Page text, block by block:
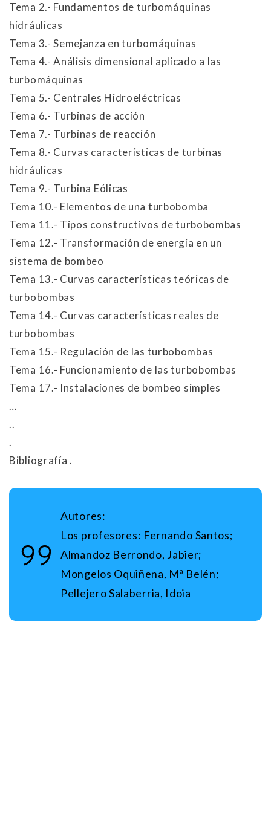
Tema 2.- Fundamentos de turbomáquinas
hidráulicas
Tema 3.- Semejanza en turbomáquinas
Tema 4.- Análisis dimensional aplicado a las
turbomáquinas
Tema 5.- Centrales Hidroeléctricas
Tema 6.- Turbinas de acción
Tema 7.- Turbinas de reacción
Tema 8.- Curvas características de turbinas
hidráulicas
Tema 9.- Turbina Eólicas
Tema 10.- Elementos de una turbobomba
Tema 11.- Tipos constructivos de turbobombas
Tema 12.- Transformación de energía en un
sistema de bombeo
Tema 13.- Curvas características teóricas de
turbobombas
Tema 14.- Curvas características reales de
turbobombas
Tema 15.- Regulación de las turbobombas
Tema 16.- Funcionamiento de las turbobombas
Tema 17.- Instalaciones de bombeo simples
…
..
.
Bibliografía .
Autores:
Los profesores: Fernando Santos;
Almandoz Berrondo, Jabier;
Mongelos Oquiñena, Mª Belén;
Pellejero Salaberria, Idoia